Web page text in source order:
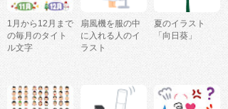
1月から12月まで
の毎月のタイト
ル文字
扇風機を服の中
に入れる人のイ
ラスト
夏のイラスト
「向日葵」